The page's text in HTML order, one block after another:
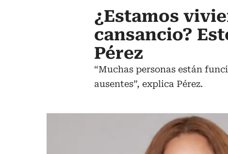
¿Estamos
cansancio?
Pérez
“Muchas personas están
ausentes”, explica Pérez.